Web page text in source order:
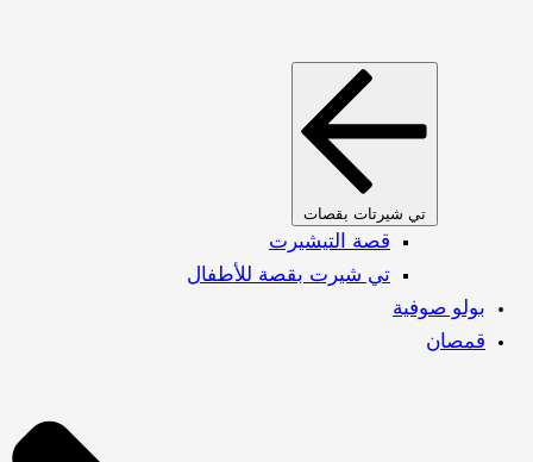
تي شيرتات بقصات
قصة التيشيرت
تي شيرت بقصة للأطفال
بولو صوفية
قمصان